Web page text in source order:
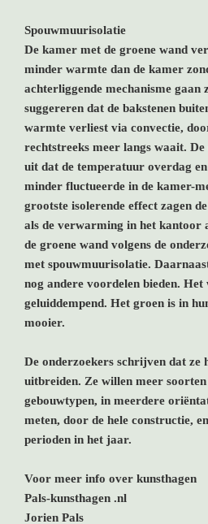
Spouwmuurisolatie
De kamer met de groene wand
minder warmte dan de kamer
achterliggende mechanisme gaan
suggereren dat de bakstenen
warmte verliest via convectie,
rechtstreeks meer langs waait.
uit dat de temperatuur overdag en
minder fluctueerde in de kamer-
grootste isolerende effect zagen
als de verwarming in het kantoor
de groene wand volgens de
met spouwmuurisolatie.
nog andere voordelen bieden.
geluiddempend. Het groen is in
mooier.
De onderzoekers schrijven dat ze
uitbreiden. Ze willen meer
gebouwtypen, in meerdere
meten, door de hele constructie,
perioden in het jaar.
Voor meer info over kunsthagen
Pals-kunsthagen .nl
Jorien Pals